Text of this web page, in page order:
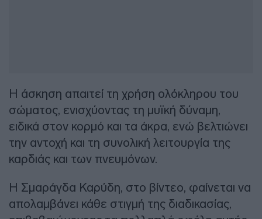
Η άσκηση απαιτεί τη χρήση ολόκληρου του
σώματος, ενισχύοντας τη μυϊκή δύναμη,
ειδικά στον κορμό και τα άκρα, ενώ βελτιώνει
την αντοχή και τη συνολική λειτουργία της
καρδιάς και των πνευμόνων.
Η Σμαράγδα Καρύδη, στο βίντεο, φαίνεται να
απολαμβάνει κάθε στιγμή της διαδικασίας,